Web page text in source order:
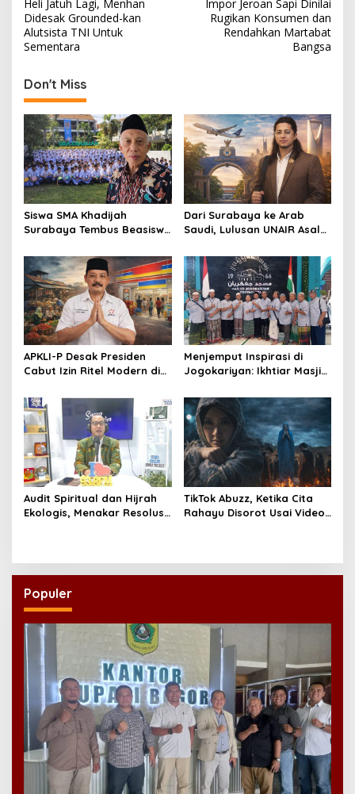
o
s
n
a
v
i
g
a
t
i
o
n
Heli Jatuh Lagi, Menhan
Didesak Grounded-kan
Alutsista TNI Untuk
Sementara
Impor Jeroan Sapi Dinilai
Rugikan Konsumen dan
Rendahkan Martabat
Bangsa
Don't Miss
Siswa SMA Khadijah
Surabaya Tembus Beasiswa
Jalur Prestasi
Dari Surabaya ke Arab
Saudi, Lulusan UNAIR Asal
Kreatif Global
APKLI-P Desak Presiden
Cabut Izin Ritel Modern di
Rakyat
Menjemput Inspirasi di
Jogokariyan: Ikhtiar Masjid
Mewujudkan Manajemen
Berbasis Umat
Audit Spiritual dan Hijrah
Ekologis, Menakar Resolusi
TikTok Abuzz, Ketika Cita
Rahayu Disorot Usai Video
Populer